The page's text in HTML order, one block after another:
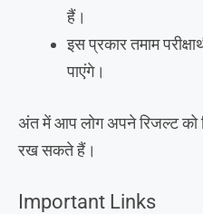
हैं।
इस प्रकार तमाम
पाएंगे।
अंत में आप लोग अपने रिजल्ट को
रख सकते हैं।
Important Links